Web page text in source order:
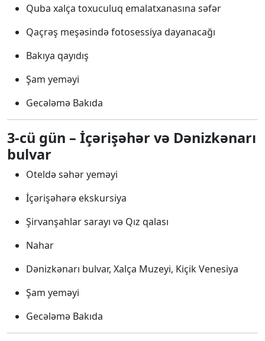
Quba xalça toxuculuq emalatxanasına səfər
Qaçrəş meşəsində fotosessiya dayanacağı
Bakıya qayıdış
Şam yeməyi
Gecələmə Bakıda
3-cü gün – İçərişəhər və Dənizkənarı
bulvar
Oteldə səhər yeməyi
İçərişəhərə ekskursiya
Şirvanşahlar sarayı və Qız qalası
Nahar
Dənizkənarı bulvar, Xalça Muzeyi, Kiçik Venesiya
Şam yeməyi
Gecələmə Bakıda